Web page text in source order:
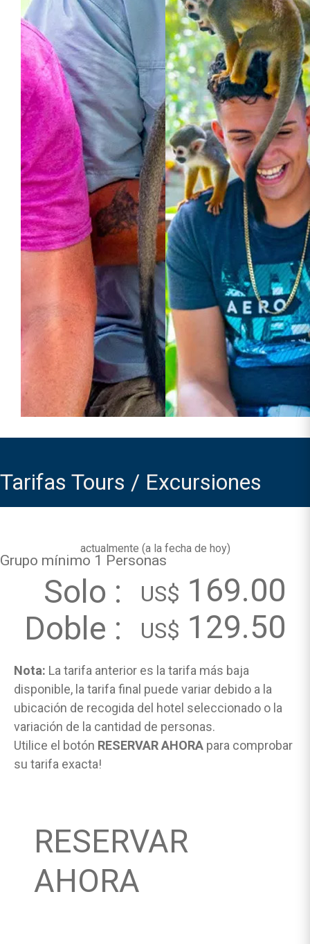
Tarifas Tours / Excursiones
actualmente (a la fecha de hoy)
Grupo mínimo 1 Personas
Solo : US$ 169.00
Doble :
US$ 129.50
Nota: La tarifa anterior es la tarifa más baja
disponible, la tarifa final puede variar debido a la
ubicación de recogida del hotel seleccionado o la
variación de la cantidad de personas.
Utilice el botón RESERVAR AHORA para comprobar
su tarifa exacta!
RESERVAR
AHORA